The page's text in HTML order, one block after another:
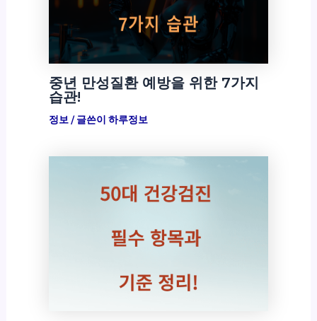
중년 만성질환 예방을 위한 7가지
습관!
정보/ 글쓴이 하루정보